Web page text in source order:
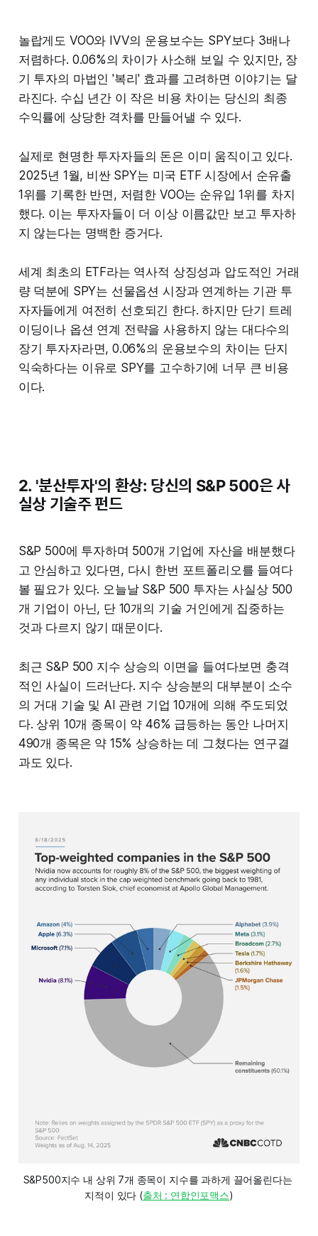
놀랍게도 VOO와 IVV의 운용보수는 SPY보다 3배나
저렴하다. 0.06%의 차이가 사소해 보일 수 있지만, 장
기 투자의 마법인 '복리' 효과를 고려하면 이야기는 달
라진다. 수십 년간 이 작은 비용 차이는 당신의 최종
수익률에 상당한 격차를 만들어낼 수 있다.
실제로 현명한 투자자들의 돈은 이미 움직이고 있다.
2025년 1월, 비싼 SPY는 미국 ETF 시장에서 순유출
1위를 기록한 반면, 저렴한 VOO는 순유입 1위를 차지
했다. 이는 투자자들이 더 이상 이름값만 보고 투자하
지 않는다는 명백한 증거다.
세계 최초의 ETF라는 역사적 상징성과 압도적인 거래
량 덕분에 SPY는 선물옵션 시장과 연계하는 기관 투
자자들에게 여전히 선호되긴 한다. 하지만 단기 트레
이딩이나 옵션 연계 전략을 사용하지 않는 대다수의
장기 투자자라면, 0.06%의 운용보수의 차이는 단지
익숙하다는 이유로 SPY를 고수하기에 너무 큰 비용
이다.
2. '분산투자'의 환상: 당신의 S&P 500은 사
실상 기술주 펀드
S&P 500에 투자하며 500개 기업에 자산을 배분했다
고 안심하고 있다면, 다시 한번 포트폴리오를 들여다
볼 필요가 있다. 오늘날 S&P 500 투자는 사실상 500
개 기업이 아닌, 단 10개의 기술 거인에게 집중하는
것과 다르지 않기 때문이다.
최근 S&P 500 지수 상승의 이면을 들여다보면 충격
적인 사실이 드러난다. 지수 상승분의 대부분이 소수
의 거대 기술 및 AI 관련 기업 10개에 의해 주도되었
다. 상위 10개 종목이 약 46% 급등하는 동안 나머지
490개 종목은 약 15% 상승하는 데 그쳤다는 연구결
과도 있다.
S&P500지수 내 상위 7개 종목이 지수를 과하게 끌어올린다는
지적이 있다 (출처 : 연합인포맥스)